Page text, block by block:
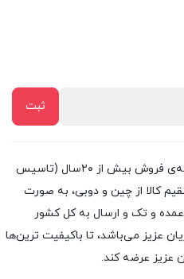
فروشگاه پژواک شاپ با داشتن سابقه‌ی فروش بیش از ۲۰سال (تاسیس
مستقیم کالا از چین و دوبی، به صورت
و تک و ارسال به کل کشور
عزیز می‌باشد، تا باکیفیت ترین‌ها
عزیز عرضه کند.